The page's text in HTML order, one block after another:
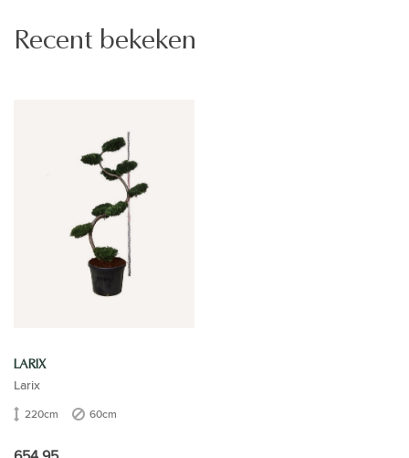
Recent bekeken
LARIX
Larix
220cm 60cm